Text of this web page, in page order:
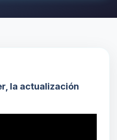
la actualización